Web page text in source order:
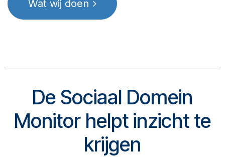
Wat wij doen
De Sociaal Domein
Monitor helpt inzicht te
krijgen